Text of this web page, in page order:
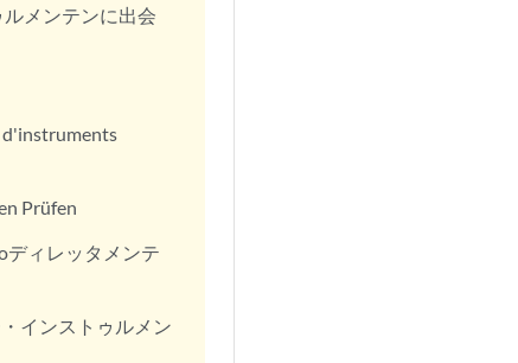
メンテンに出会
d'instruments
Prüfen
ディレッタメンテ
インストゥルメン